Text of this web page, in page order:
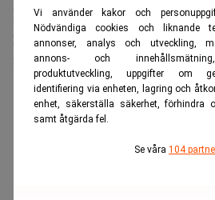
Vi använder kakor och
Nödvändiga cookies och liknande
annonser, analys och utveckling,
annons- och
produktutveckling, uppgifter om
identifiering via enheten, lagring och
enhet, säkerställa säkerhet, förhindra
samt åtgärda fel.
Se våra 104
Produkten drivs av Qualcomms
processor och måste vara
för att fungera.
ANNONS